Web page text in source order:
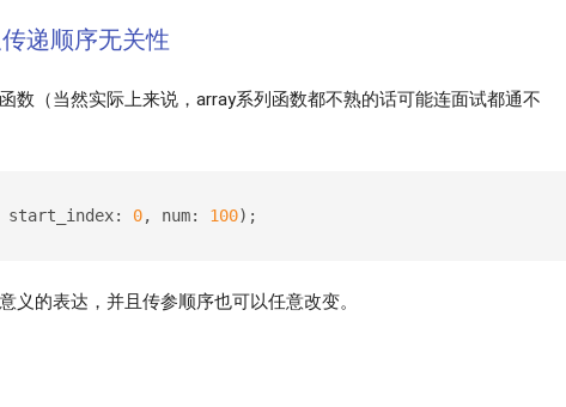
递顺序无关性
数（当然实际上来说，array系列函数都不熟的话可能连面试都通不
start_index: 0, num: 100);
义的表达，并且传参顺序也可以任意改变。